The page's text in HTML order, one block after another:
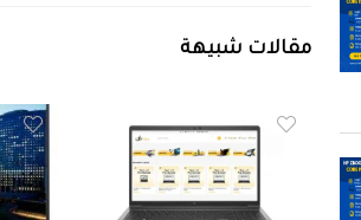
مقالات شبيهة